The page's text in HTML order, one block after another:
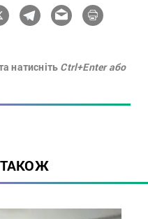
натисніть Ctrl+Enter або